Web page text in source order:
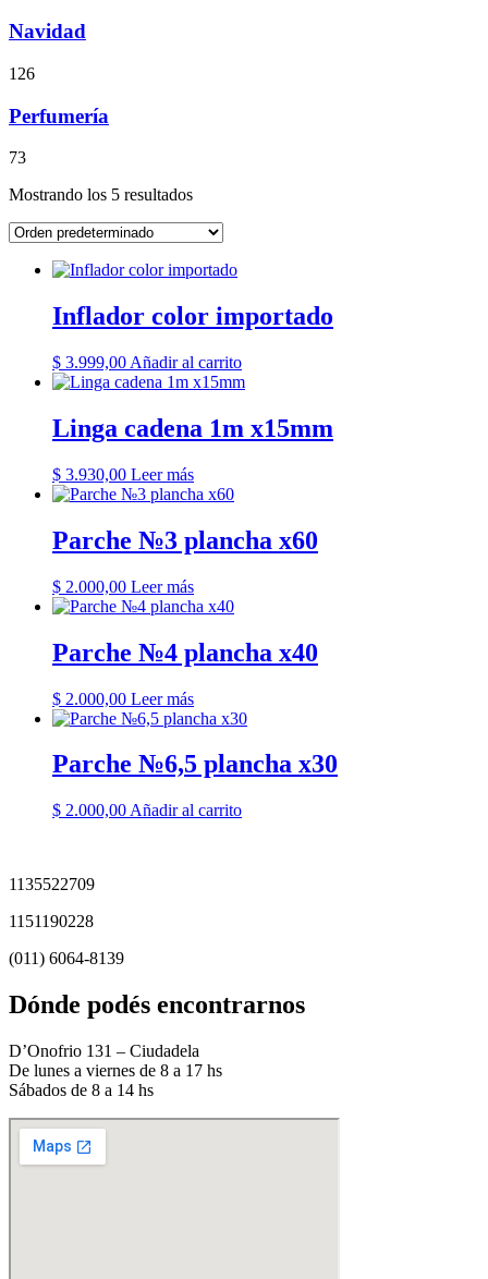
Navidad
126
Perfumería
73
Mostrando los 5 resultados
Inflador color importado
$ 3.999,00 Añadir al carrito
Linga cadena 1m x15mm
$ 3.930,00 Leer más
Parche №3 plancha x60
$ 2.000,00 Leer más
Parche №4 plancha x40
$ 2.000,00 Leer más
Parche №6,5 plancha x30
$ 2.000,00 Añadir al carrito
1135522709
1151190228
(011) 6064-8139
Dónde podés encontrarnos
D’Onofrio 131 – Ciudadela
De lunes a viernes de 8 a 17 hs
Sábados de 8 a 14 hs